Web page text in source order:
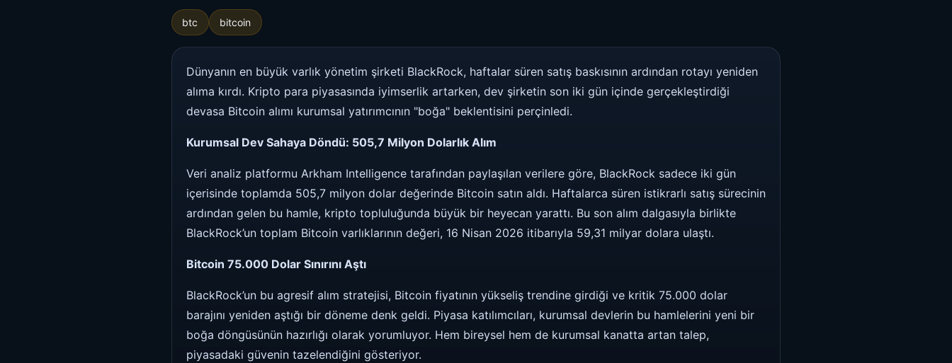
btc bitcoin
Dünyanın en büyük varlık yönetim şirketi BlackRock, haftalar süren satış baskısının ardından rotayı yeniden
alıma kırdı. Kripto para piyasasında iyimserlik artarken, dev şirketin son iki gün içinde gerçekleştirdiği
devasa Bitcoin alımı kurumsal yatırımcının "boğa" beklentisini perçinledi.
Kurumsal Dev Sahaya Döndü: 505,7 Milyon Dolarlık Alım
Veri analiz platformu Arkham Intelligence tarafından paylaşılan verilere göre, BlackRock sadece iki gün
içerisinde toplamda 505,7 milyon dolar değerinde Bitcoin satın aldı. Haftalarca süren istikrarlı satış sürecinin
ardından gelen bu hamle, kripto topluluğunda büyük bir heyecan yarattı. Bu son alım dalgasıyla birlikte
BlackRock’un toplam Bitcoin varlıklarının değeri, 16 Nisan 2026 itibarıyla 59,31 milyar dolara ulaştı.
Bitcoin 75.000 Dolar Sınırını Aştı
BlackRock’un bu agresif alım stratejisi, Bitcoin fiyatının yükseliş trendine girdiği ve kritik 75.000 dolar
barajını yeniden aştığı bir döneme denk geldi. Piyasa katılımcıları, kurumsal devlerin bu hamlelerini yeni bir
boğa döngüsünün hazırlığı olarak yorumluyor. Hem bireysel hem de kurumsal kanatta artan talep,
piyasadaki güvenin tazelendiğini gösteriyor.